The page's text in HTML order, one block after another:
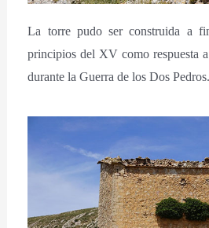
La torre pudo ser construida a
principios del XV como respuesta
durante la Guerra de los Dos Pedros.